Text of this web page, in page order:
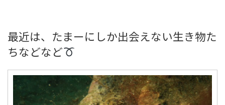
最近は、たまーにしか出会えない生き物た
ちなどなど